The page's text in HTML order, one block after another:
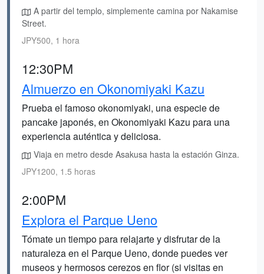
A partir del templo, simplemente camina por Nakamise
Street.
JPY500, 1 hora
12:30PM
Almuerzo en Okonomiyaki Kazu
Prueba el famoso okonomiyaki, una especie de
pancake japonés, en Okonomiyaki Kazu para una
experiencia auténtica y deliciosa.
Viaja en metro desde Asakusa hasta la estación Ginza.
JPY1200, 1.5 horas
2:00PM
Explora el Parque Ueno
Tómate un tiempo para relajarte y disfrutar de la
naturaleza en el Parque Ueno, donde puedes ver
museos y hermosos cerezos en flor (si visitas en